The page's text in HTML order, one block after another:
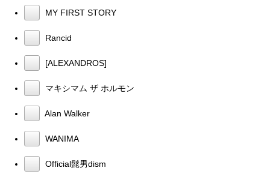
MY FIRST STORY
Rancid
[ALEXANDROS]
マキシマム ザ ホルモン
Alan Walker
WANIMA
Official髭男dism